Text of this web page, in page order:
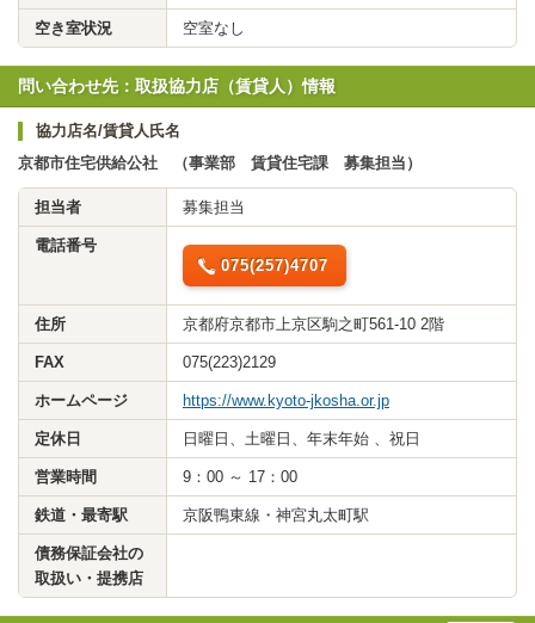
空き室状況 空室なし
問い合わせ先：取扱協力店（賃貸人）情報
協力店名/賃貸人氏名
京都市住宅供給公社 （事業部 賃貸住宅課 募集担当）
担当者 募集担当
電話番号
075(257)4707
住所 京都府京都市上京区駒之町561-10 2階
FAX 075(223)2129
ホームページ https://www.kyoto-jkosha.or.jp
定休日 日曜日、土曜日、年末年始 、祝日
営業時間 9：00 ～ 17：00
鉄道・最寄駅 京阪鴨東線・神宮丸太町駅
債務保証会社の
取扱い・提携店